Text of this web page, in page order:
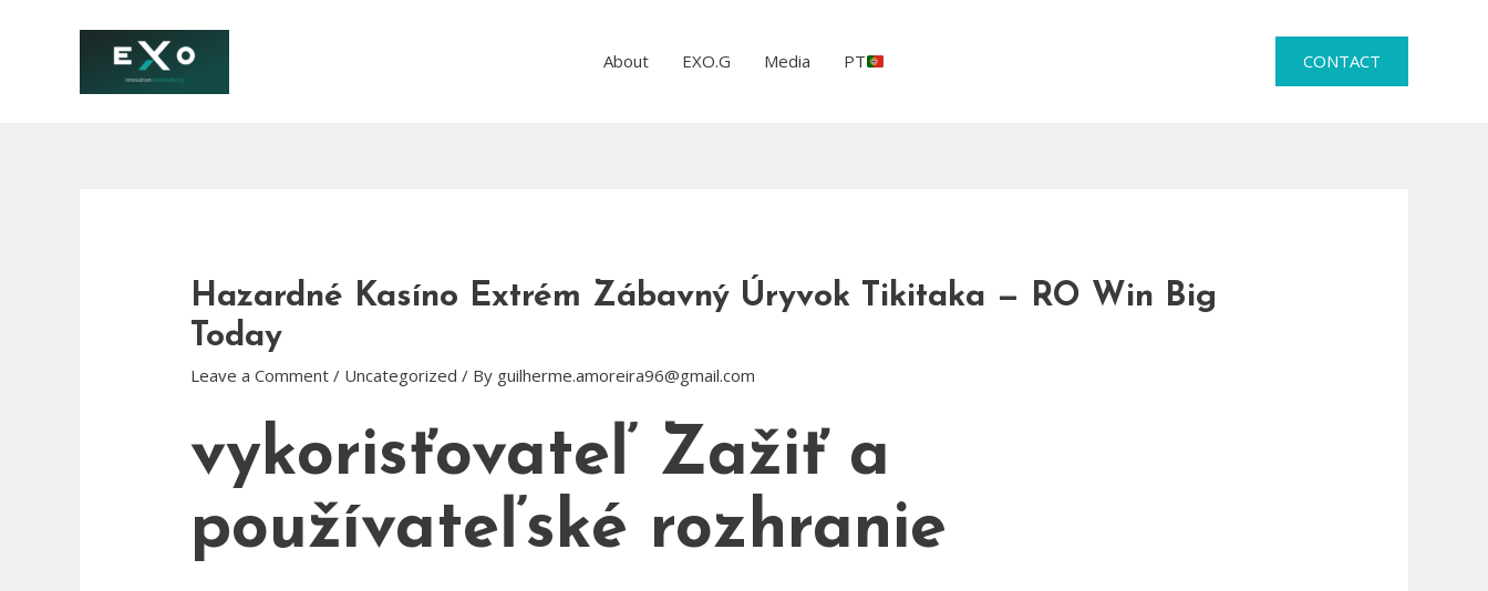
About EXO.G Media PT CONTACT
Hazardné Kasíno Extrém Zábavný Úryvok Tikitaka — RO Win Big
Today
Leave a Comment / Uncategorized / By guilherme.amoreira96@gmail.com
vykorisťovateľ Zažiť a
používateľské rozhranie